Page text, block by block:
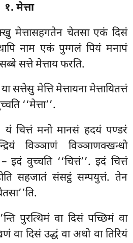
१. मेत्ता
मेत्तासहगतेन चेतसा एकं दिसं
नाम एकं पुग्गलं पियं मनापं
सत्ते मेत्ताय फरति.
सत्तेसु मेत्ति मेत्तायना मेत्तायितत्तं
‘‘मेत्ता’’.
चित्तं मनो मानसं हदयं पण्डरं
विञ्ञाणं विञ्ञाणक्खन्धो
– इदंवुच्चति ‘‘चित्तं’’. इदं चित्तं
सहजातं संसट्ठं सम्पयुत्तं. तेन
पुरत्थिमं वा दिसं पच्छिमं वा
वा दिसं उद्धं वा अधो वा तिरियं